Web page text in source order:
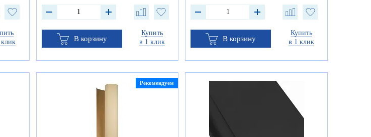
В корзину
Купить
в 1 клик
В корзину
Купить
в 1 клик
Рекомендуем